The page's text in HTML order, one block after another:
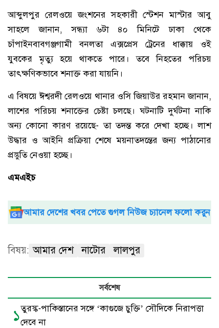
আব্দুলপুর রেলওয়ে জংশনের সহকারী স্টেশন মাস্টার আবু
সাহলে জানান, সন্ধ্যা ৬টা ৪০ মিনিটে ঢাকা থেকে
চাঁপাইনবাবগঞ্জগামী বনলতা এক্সপ্রেস ট্রেনের ধাক্কায় ওই
যুবকের মৃত্যু হয়ে থাকতে পারে। তবে নিহতের পরিচয়
তাৎক্ষণিকভাবে শনাক্ত করা যায়নি।
এ বিষয়ে ঈশ্বরদী রেলওয়ে থানার ওসি জিয়াউর রহমান জানান,
লাশের পরিচয় শনাক্তের চেষ্টা চলছে। ঘটনাটি দুর্ঘটনা নাকি
অন্য কোনো কারণ রয়েছে- তা তদন্ত করে দেখা হচ্ছে। লাশ
উদ্ধার ও আইনি প্রক্রিয়া শেষে ময়নাতদন্তের জন্য পাঠানোর
প্রস্তুতি নেওয়া হচ্ছে।
এমএইচ
আমার দেশের খবর পেতে গুগল নিউজ চ্যানেল ফলো করুন
বিষয়: আমার দেশ নাটোর লালপুর
সর্বশেষ
১তুরস্ক-পাকিস্তানের সঙ্গে ‘কাগুজে চুক্তি’ সৌদিকে নিরাপত্তা
দেবে না